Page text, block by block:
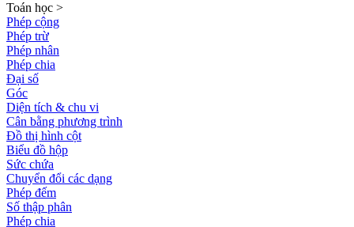
Toán học >
Phép cộng
Phép trừ
Phép nhân
Phép chia
Đại số
Góc
Diện tích & chu vi
Cân bằng phương trình
Đồ thị hình cột
Biểu đồ hộp
Sức chứa
Chuyển đổi các dạng
Phép đếm
Số thập phân
Phép chia